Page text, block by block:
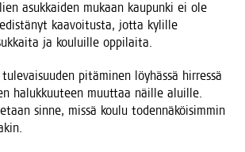
asuk­kai­den mukaan kau­pun­ki ei ole
kaa­voi­tus­ta, jot­ta kylil­le
ja kou­luil­le oppilaita.
pitä­mi­nen löy­häs­sä hir­res­sä
haluk­kuu­teen muut­taa näil­le aluil­le.
sin­ne, mis­sä kou­lu toden­nä­köi­sim­min